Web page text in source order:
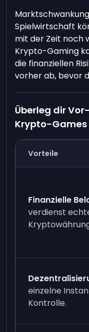
Spielwirtschaft
mit der Zeit noch
Krypto-Gaming
die finanziellen
vorher ab, bevor
Überleg dir
Krypto-Games
Vorteile
Finanzielle
verdienst
einzelne
Kontrolle.